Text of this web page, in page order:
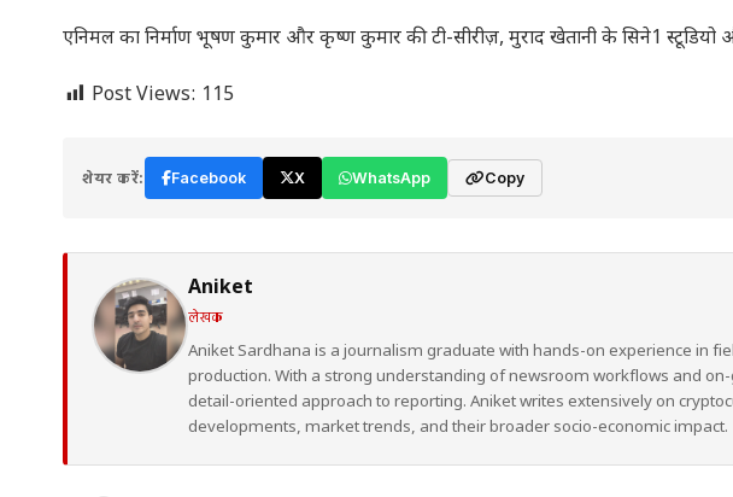
एनिमल का निर्माण भूषण कुमार और कृष्ण कुमार की टी-सीरीज़, मुराद खेतानी के सिने1 स्टूडियो और
Post Views: 115
शेयर करें: Facebook X WhatsApp Copy
Aniket
लेखक
Aniket Sardhana is a journalism graduate with hands-on experience in
production. With a strong understanding of newsroom workflows and
detail-oriented approach to reporting. Aniket writes extensively on
developments, market trends, and their broader socio-economic impact.